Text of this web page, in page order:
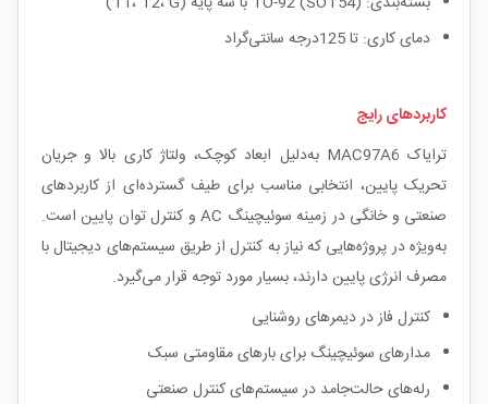
دمای کاری: تا 125درجه سانتی‌گراد
کاربردهای رایج
ترایاک MAC97A6 به‌دلیل ابعاد کوچک، ولتاژ کاری بالا و جریان
تحریک پایین، انتخابی مناسب برای طیف گسترده‌ای از کاربردهای
صنعتی و خانگی در زمینه سوئیچینگ AC و کنترل توان پایین است.
به‌ویژه در پروژه‌هایی که نیاز به کنترل از طریق سیستم‌های دیجیتال با
مصرف انرژی پایین دارند، بسیار مورد توجه قرار می‌گیرد.
کنترل فاز در دیمرهای روشنایی
مدارهای سوئیچینگ برای بارهای مقاومتی سبک
رله‌های حالت‌جامد در سیستم‌های کنترل صنعتی